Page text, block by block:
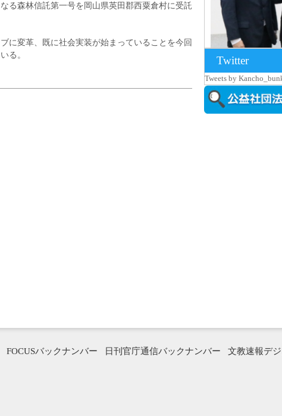
る森林信託第一号を岡山県英田郡西粟倉村に受託
に変革、既に社会実装が始まっていることを今回
る。
京都大iCeMS等
大...
Twitter
Tweets by
FOCUSバックナンバー 日刊官庁通信バックナンバー 文教速報デ